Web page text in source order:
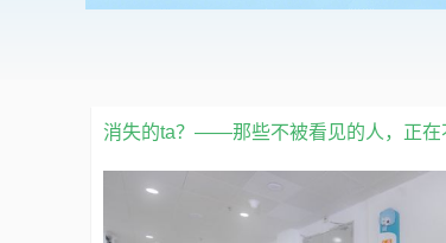
消失的ta？——那些不被看见的人，正在